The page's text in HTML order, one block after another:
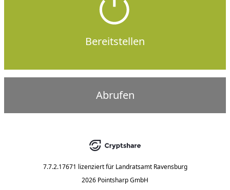
Bereitstellen
Abrufen
7.7.2.17671 lizenziert für Landratsamt Ravensburg
2026 Pointsharp GmbH